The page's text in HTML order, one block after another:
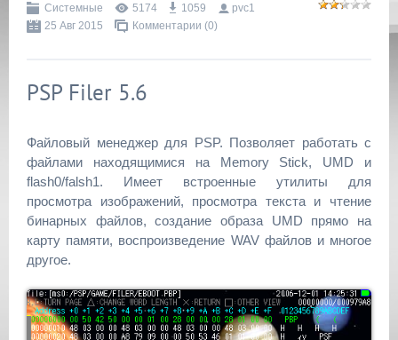
Системные 5174 1059
pvc1
25 Авг 2015
Комментарии (0)
PSP Filer 5.6
Файловый менеджер для PSP. Позволяет работать с
файлами находящимися на Memory Stick, UMD и
flash0/falsh1. Имеет встроенные утилиты для
просмотра изображений, просмотра текста и чтение
бинарных файлов, создание образа UMD прямо на
карту памяти, воспроизведение WAV файлов и многое
другое.